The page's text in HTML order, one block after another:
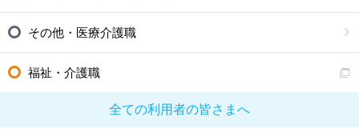
その他・医療介護職
福祉・介護職
全ての利用者の皆さまへ